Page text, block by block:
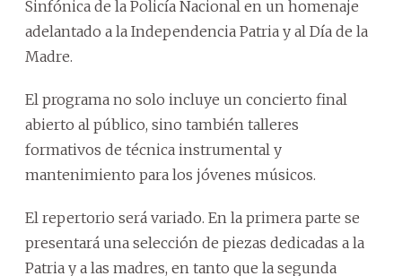
Sinfónica de la Policía Nacional en un homenaje
adelantado a la Independencia Patria y al Día de la
Madre.
El programa no solo incluye un concierto final
abierto al público, sino también talleres
formativos de técnica instrumental y
mantenimiento para los jóvenes músicos.
El repertorio será variado. En la primera parte se
presentará una selección de piezas dedicadas a la
Patria y a las madres, en tanto que la segunda